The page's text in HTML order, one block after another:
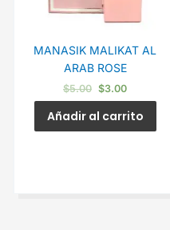
MANASIK MALIKAT AL
ARAB ROSE
$5.00 $3.00
Añadir al carrito